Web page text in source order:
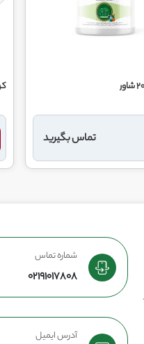
تماس بگیرید
کود
شماره تماس
02191017808
آدرس ایمیل